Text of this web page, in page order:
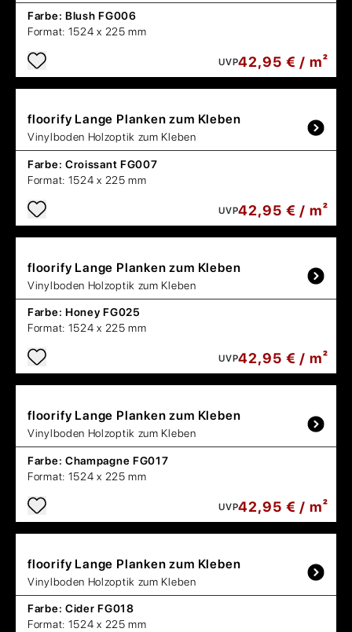
Farbe: Blush FG006
Format: 1524 x 225 mm
UVP42,95 € / m²
floorify Lange Planken zum Kleben
Vinylboden Holzoptik zum Kleben
Farbe: Croissant FG007
Format: 1524 x 225 mm
UVP42,95 € / m²
floorify Lange Planken zum Kleben
Vinylboden Holzoptik zum Kleben
Farbe: Honey FG025
Format: 1524 x 225 mm
UVP42,95 € / m²
floorify Lange Planken zum Kleben
Vinylboden Holzoptik zum Kleben
Farbe: Champagne FG017
Format: 1524 x 225 mm
UVP42,95 € / m²
floorify Lange Planken zum Kleben
Vinylboden Holzoptik zum Kleben
Farbe: Cider FG018
Format: 1524 x 225 mm